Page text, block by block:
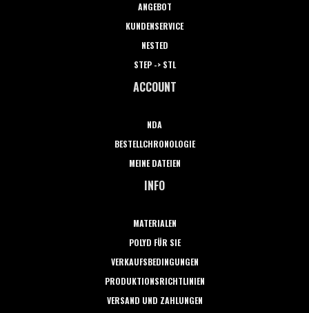
ANGEBOT
KUNDENSERVICE
NESTED
STEP -> STL
ACCOUNT
NDA
BESTELLCHRONOLOGIE
MEINE DATEIEN
INFO
MATERIALEN
POLYD FÜR SIE
VERKAUFSBEDINGUNGEN
PRODUKTIONSRICHTLINIEN
VERSAND UND ZAHLUNGEN